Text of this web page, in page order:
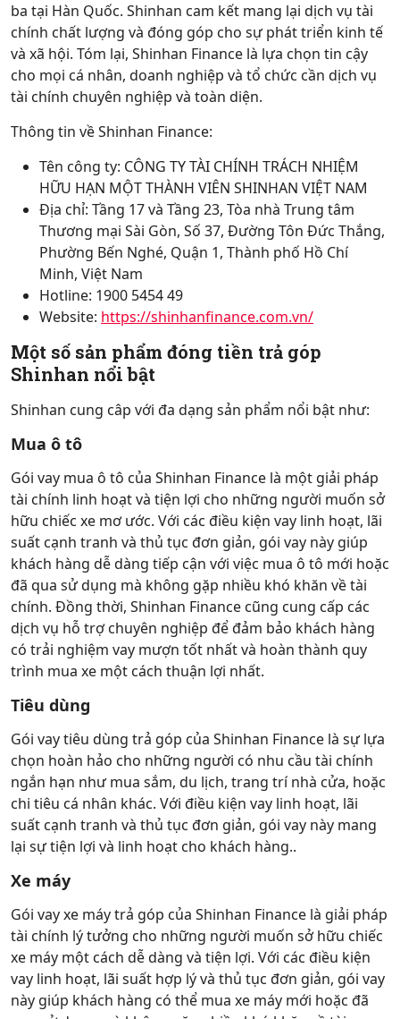
ba tại Hàn Quốc. Shinhan cam kết mang lại dịch vụ tài
chính chất lượng và đóng góp cho sự phát triển kinh tế
và xã hội. Tóm lại, Shinhan Finance là lựa chọn tin cậy
cho mọi cá nhân, doanh nghiệp và tổ chức cần dịch vụ
tài chính chuyên nghiệp và toàn diện.
Thông tin về Shinhan Finance:
Tên công ty: CÔNG TY TÀI CHÍNH TRÁCH NHIỆM
HỮU HẠN MỘT THÀNH VIÊN SHINHAN VIỆT NAM
Địa chỉ: Tầng 17 và Tầng 23, Tòa nhà Trung tâm
Thương mại Sài Gòn, Số 37, Đường Tôn Đức Thắng,
Phường Bến Nghé, Quận 1, Thành phố Hồ Chí
Minh, Việt Nam
Hotline: 1900 5454 49
Website: https://shinhanfinance.com.vn/
Một số sản phẩm đóng tiền trả góp
Shinhan nổi bật
Shinhan cung câp với đa dạng sản phẩm nổi bật như:
Mua ô tô
Gói vay mua ô tô của Shinhan Finance là một giải pháp
tài chính linh hoạt và tiện lợi cho những người muốn sở
hữu chiếc xe mơ ước. Với các điều kiện vay linh hoạt, lãi
suất cạnh tranh và thủ tục đơn giản, gói vay này giúp
khách hàng dễ dàng tiếp cận với việc mua ô tô mới hoặc
đã qua sử dụng mà không gặp nhiều khó khăn về tài
chính. Đồng thời, Shinhan Finance cũng cung cấp các
dịch vụ hỗ trợ chuyên nghiệp để đảm bảo khách hàng
có trải nghiệm vay mượn tốt nhất và hoàn thành quy
trình mua xe một cách thuận lợi nhất.
Tiêu dùng
Gói vay tiêu dùng trả góp của Shinhan Finance là sự lựa
chọn hoàn hảo cho những người có nhu cầu tài chính
ngắn hạn như mua sắm, du lịch, trang trí nhà cửa, hoặc
chi tiêu cá nhân khác. Với điều kiện vay linh hoạt, lãi
suất cạnh tranh và thủ tục đơn giản, gói vay này mang
lại sự tiện lợi và linh hoạt cho khách hàng..
Xe máy
Gói vay xe máy trả góp của Shinhan Finance là giải pháp
tài chính lý tưởng cho những người muốn sở hữu chiếc
xe máy một cách dễ dàng và tiện lợi. Với các điều kiện
vay linh hoạt, lãi suất hợp lý và thủ tục đơn giản, gói vay
này giúp khách hàng có thể mua xe máy mới hoặc đã